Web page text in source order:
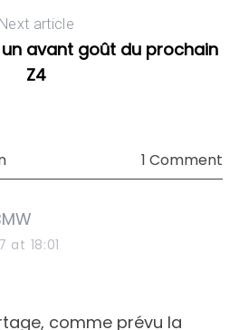
Next article
un avant goût du prochain
Z4
1 Comment
at 18:01
comme prévu la